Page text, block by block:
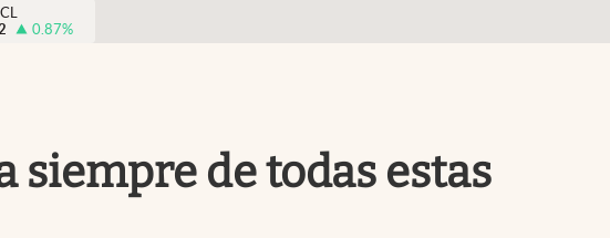
0.87%
siempre de todas estas